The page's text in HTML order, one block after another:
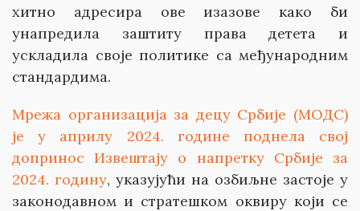
хитно адресира ове изазове како би
унапредила заштиту права детета и
ускладила своје политике са међународним
стандардима.
Мрежа организација за децу Србије (МОДС)
је у априлу 2024. године поднела свој
допринос Извештају о напретку Србије за
2024. годину, указујући на озбиљне застоје у
законодавном и стратешком оквиру који се